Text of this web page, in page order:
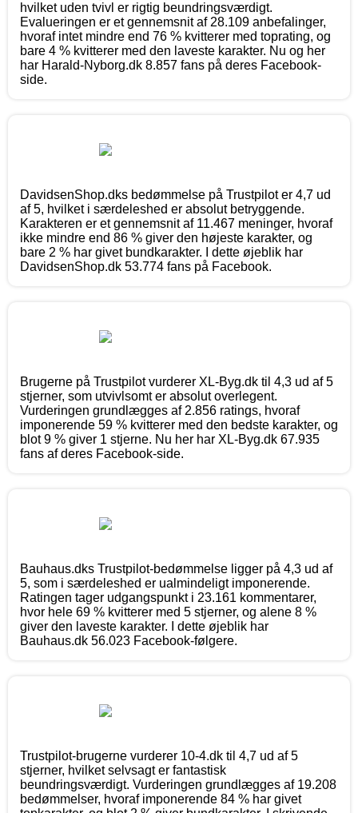
hvilket uden tvivl er rigtig beundringsværdigt.
Evalueringen er et gennemsnit af 28.109 anbefalinger,
hvoraf intet mindre end 76 % kvitterer med toprating, og
bare 4 % kvitterer med den laveste karakter. Nu og her
har Harald-Nyborg.dk 8.857 fans på deres Facebook-
side.
DavidsenShop.dks bedømmelse på Trustpilot er 4,7 ud
af 5, hvilket i særdeleshed er absolut betryggende.
Karakteren er et gennemsnit af 11.467 meninger, hvoraf
ikke mindre end 86 % giver den højeste karakter, og
bare 2 % har givet bundkarakter. I dette øjeblik har
DavidsenShop.dk 53.774 fans på Facebook.
Brugerne på Trustpilot vurderer XL-Byg.dk til 4,3 ud af 5
stjerner, som utvivlsomt er absolut overlegent.
Vurderingen grundlægges af 2.856 ratings, hvoraf
imponerende 59 % kvitterer med den bedste karakter, og
blot 9 % giver 1 stjerne. Nu her har XL-Byg.dk 67.935
fans af deres Facebook-side.
Bauhaus.dks Trustpilot-bedømmelse ligger på 4,3 ud af
5, som i særdeleshed er ualmindeligt imponerende.
Ratingen tager udgangspunkt i 23.161 kommentarer,
hvor hele 69 % kvitterer med 5 stjerner, og alene 8 %
giver den laveste karakter. I dette øjeblik har
Bauhaus.dk 56.023 Facebook-følgere.
Trustpilot-brugerne vurderer 10-4.dk til 4,7 ud af 5
stjerner, hvilket selvsagt er fantastisk
beundringsværdigt. Vurderingen grundlægges af 19.208
bedømmelser, hvoraf imponerende 84 % har givet